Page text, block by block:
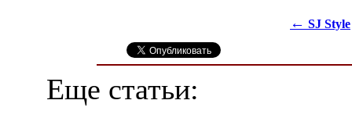
← SJ Style
Еще статьи: